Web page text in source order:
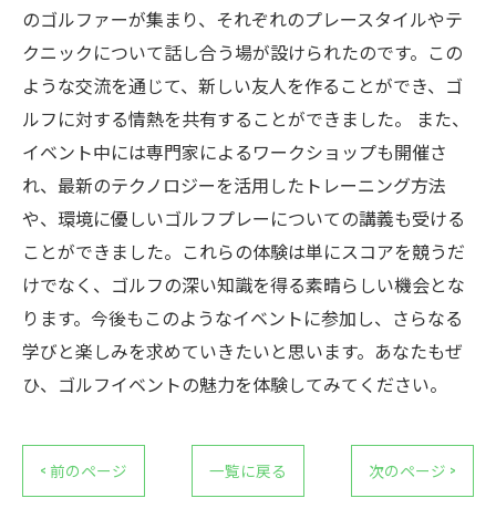
のゴルファーが集まり、それぞれのプレースタイルやテ
クニックについて話し合う場が設けられたのです。この
ような交流を通じて、新しい友人を作ることができ、ゴ
ルフに対する情熱を共有することができました。 また、
イベント中には専門家によるワークショップも開催さ
れ、最新のテクノロジーを活用したトレーニング方法
や、環境に優しいゴルフプレーについての講義も受ける
ことができました。これらの体験は単にスコアを競うだ
けでなく、ゴルフの深い知識を得る素晴らしい機会とな
ります。今後もこのようなイベントに参加し、さらなる
学びと楽しみを求めていきたいと思います。あなたもぜ
ひ、ゴルフイベントの魅力を体験してみてください。
< 前のページ 一覧に戻る 次のページ >